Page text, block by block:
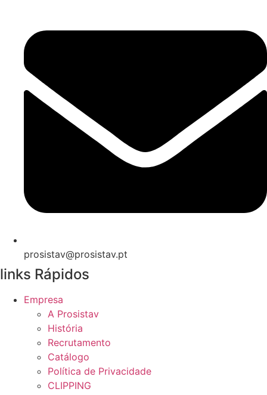
prosistav@prosistav.pt
links Rápidos
Empresa
A Prosistav
História
Recrutamento
Catálogo
Política de Privacidade
CLIPPING